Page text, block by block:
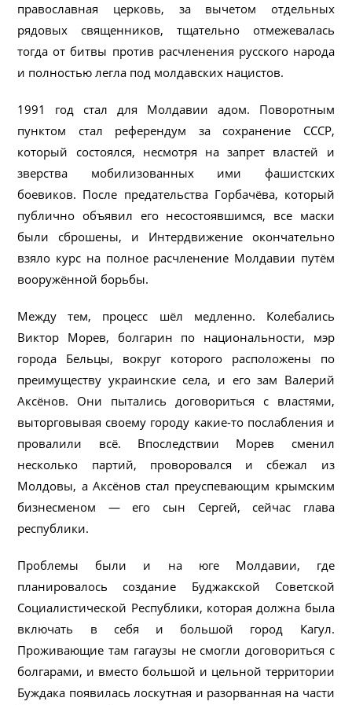
православная церковь, за вычетом отдельных
рядовых священников, тщательно отмежевалась
тогда от битвы против расчленения русского народа
и полностью легла под молдавских нацистов.
1991 год стал для Молдавии адом. Поворотным
пунктом стал референдум за сохранение СССР,
который состоялся, несмотря на запрет властей и
зверства мобилизованных ими фашистских
боевиков. После предательства Горбачёва, который
публично объявил его несостоявшимся, все маски
были сброшены, и Интердвижение окончательно
взяло курс на полное расчленение Молдавии путём
вооружённой борьбы.
Между тем, процесс шёл медленно. Колебались
Виктор Морев, болгарин по национальности, мэр
города Бельцы, вокруг которого расположены по
преимуществу украинские села, и его зам Валерий
Аксёнов. Они пытались договориться с властями,
выторговывая своему городу какие-то послабления и
провалили всё. Впоследствии Морев сменил
несколько партий, проворовался и сбежал из
Молдовы, а Аксёнов стал преуспевающим крымским
бизнесменом — его сын Сергей, сейчас глава
республики.
Проблемы были и на юге Молдавии, где
планировалось создание Буджакской Советской
Социалистической Республики, которая должна была
включать в себя и большой город Кагул.
Проживающие там гагаузы не смогли договориться с
болгарами, и вместо большой и цельной территории
Буждака появилась лоскутная и разорванная на части